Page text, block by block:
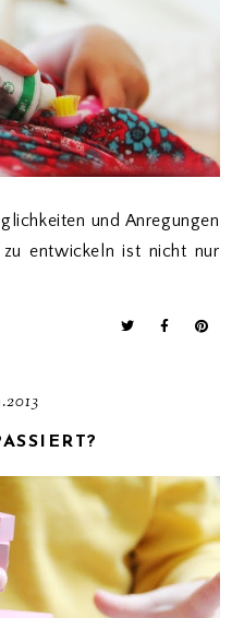
und Anregungen
entwickeln ist nicht nur